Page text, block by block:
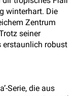
winterhart. Die
Zentrum
seiner
erstaunlich robust
Serie, die aus